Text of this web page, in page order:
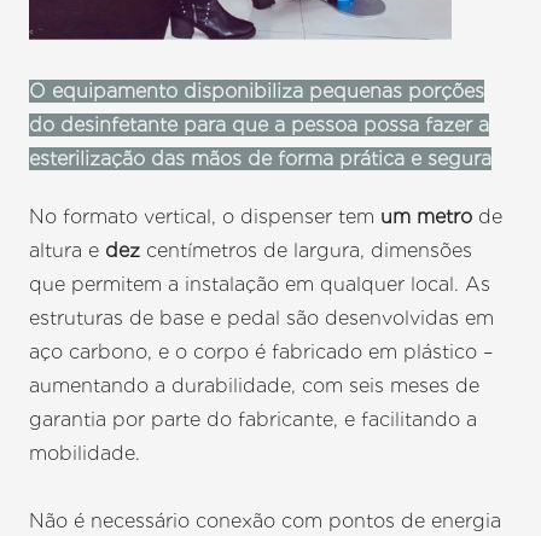
O equipamento disponibiliza pequenas porções
do desinfetante para que a pessoa possa fazer a
esterilização das mãos de forma prática e segura
No formato vertical, o dispenser tem um metro de
altura e dez centímetros de largura, dimensões
que permitem a instalação em qualquer local. As
estruturas de base e pedal são desenvolvidas em
aço carbono, e o corpo é fabricado em plástico –
aumentando a durabilidade, com seis meses de
garantia por parte do fabricante, e facilitando a
mobilidade.
Não é necessário conexão com pontos de energia